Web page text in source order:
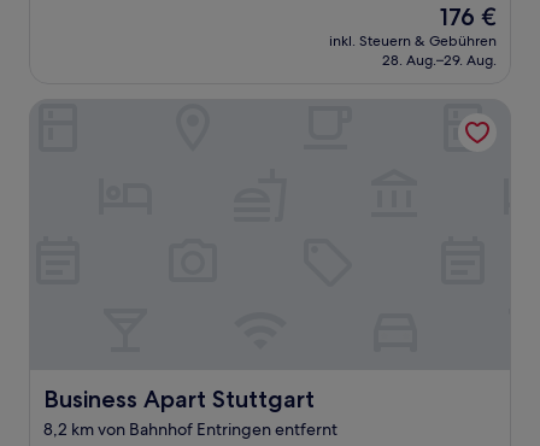
Bewertungen)
Der
Preis
beträgt
176 €
inkl. Steuern & Gebühren
28. Aug.–29. Aug.
Business Apart Stuttgart
Business Apart Stuttgart
8,2 km von Bahnhof Entringen entfernt